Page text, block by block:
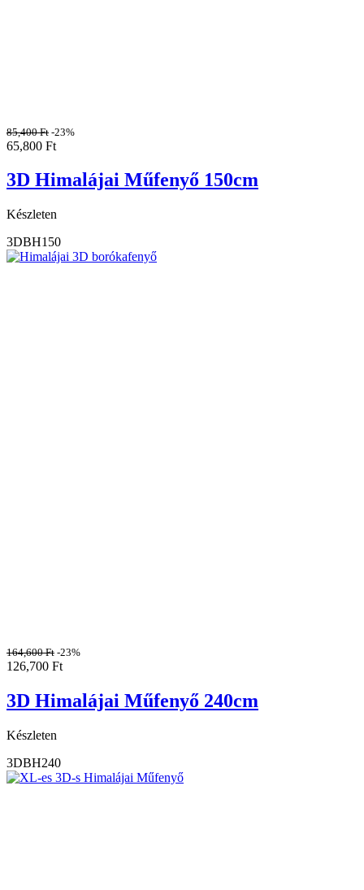
85,400Ft -23%
65,800 Ft
3D Himalájai Műfenyő 150cm
Készleten
3DBH150
164,600Ft -23%
126,700 Ft
3D Himalájai Műfenyő 240cm
Készleten
3DBH240